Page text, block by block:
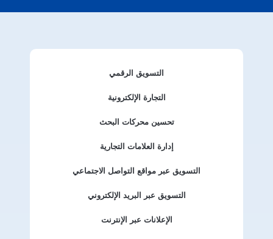
التسويق الرقمي
التجارة الإلكترونية
تحسين محركات البحث
إدارة العلامات التجارية
التسويق عبر مواقع التواصل الاجتماعي
التسويق عبر البريد الإلكتروني
الإعلانات عبر الإنترنت